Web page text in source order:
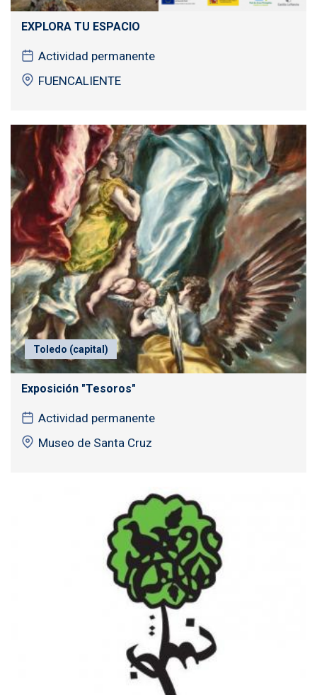
EXPLORA TU ESPACIO
Actividad permanente
FUENCALIENTE
Toledo (capital)
Exposición "Tesoros"
Actividad permanente
Museo de Santa Cruz